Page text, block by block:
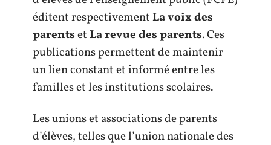
éditent respectivementLa voix des
parentsetLa revue des parents. Ces
publications permettent de maintenir
un lien constant et informé entre les
familles et les institutions scolaires.
Les unions et associations de parents
d’élèves, telles que l’union nationale des